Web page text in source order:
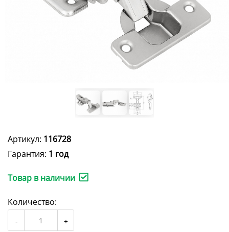
Артикул: 116728
Гарантия: 1 год
Товар в наличии
Количество: